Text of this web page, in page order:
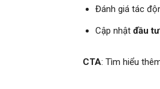
Đánh giá tác
Cập nhật đầu
CTA: Tìm hiểu